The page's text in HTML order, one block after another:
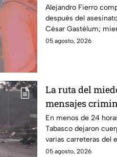
al asesinato del
Gastélum
Alejandro Fierro
después del
César Gastélum;
enteró del
05 agosto, 2026
La ruta del
mensajes
Tabasco en un
En menos de 24
Tabasco dejaron
varias carreteras del
habitantes. El
05 agosto, 2026